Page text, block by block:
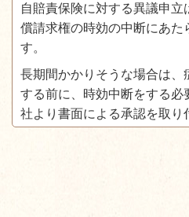
自賠責保険に対する異議申
償請求権の時効の中断にあた
す。
長期間かかりそうな場合は、
する前に、時効中断をする必
社より書面による承認を取り